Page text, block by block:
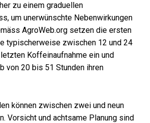
zu einem graduellen
um unerwünschte Nebenwirkungen
AgroWeb.org setzen die ersten
typischerweise zwischen 12 und 24
Koffeinaufnahme ein und
von 20 bis 51 Stunden ihren
können zwischen zwei und neun
Vorsicht und achtsame Planung sind